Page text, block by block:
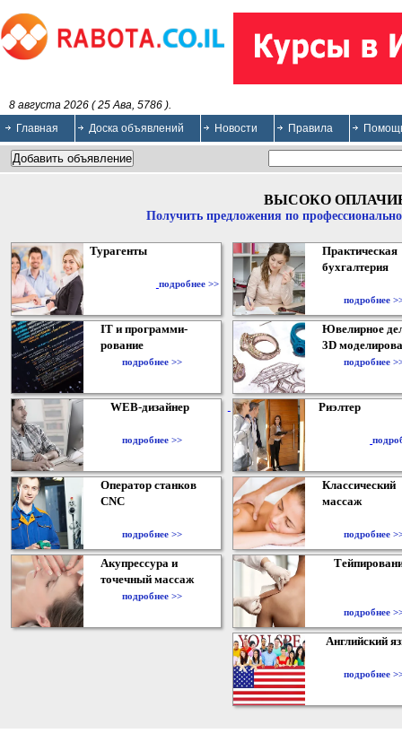
8 августа 2026 ( 25 Ава, 5786 ).
Главная
Доска объявлений Новости Правила
ВЫСОКО
Получить предложения по
Турагенты
подробнее >>
Практическая
бухгалтерия
подробнее
IT и программи-
рование
подробнее >>
Ювелирное
3D
подробнее
WEB-дизайнер
подробнее >>
Риэлтер
Оператор станков
CNC
подробнее >>
Классический
массаж
подробнее
Акупрессура и
точечный массаж
подробнее >>
подробнее
Английский
подробнее